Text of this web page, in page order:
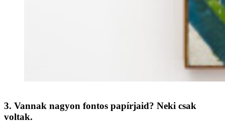
3. Vannak nagyon fontos papírjaid? Neki csak
voltak.